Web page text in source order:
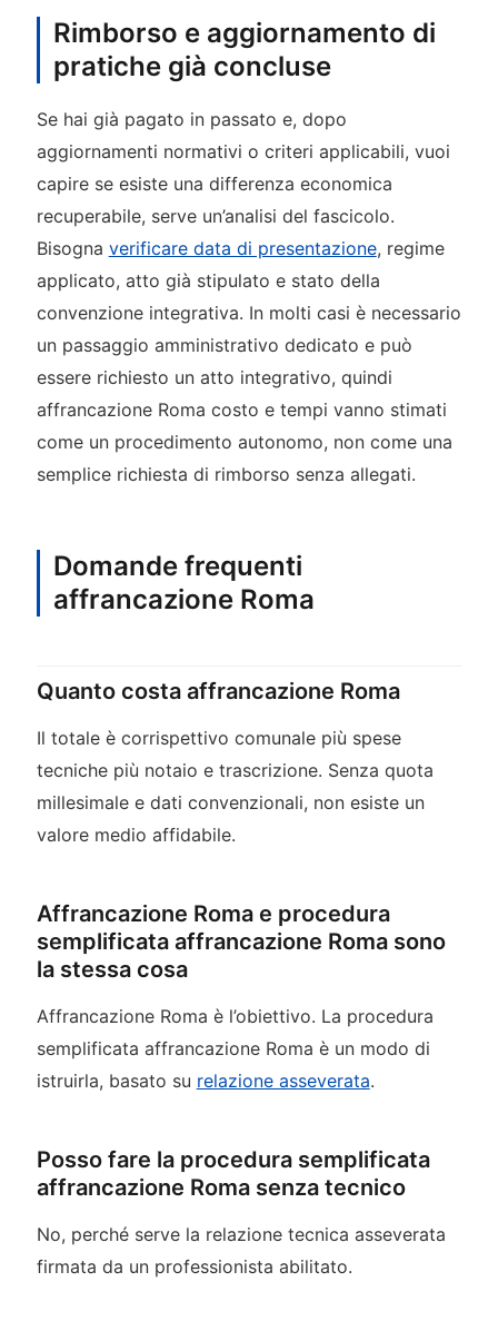
Rimborso e aggiornamento di
pratiche già concluse
Se hai già pagato in passato e, dopo
aggiornamenti normativi o criteri applicabili, vuoi
capire se esiste una differenza economica
recuperabile, serve un’analisi del fascicolo.
Bisogna verificare data di presentazione, regime
applicato, atto già stipulato e stato della
convenzione integrativa. In molti casi è necessario
un passaggio amministrativo dedicato e può
essere richiesto un atto integrativo, quindi
affrancazione Roma costo e tempi vanno stimati
come un procedimento autonomo, non come una
semplice richiesta di rimborso senza allegati.
Domande frequenti
affrancazione Roma
Quanto costa affrancazione Roma
Il totale è corrispettivo comunale più spese
tecniche più notaio e trascrizione. Senza quota
millesimale e dati convenzionali, non esiste un
valore medio affidabile.
Affrancazione Roma e procedura
semplificata affrancazione Roma sono
la stessa cosa
Affrancazione Roma è l’obiettivo. La procedura
semplificata affrancazione Roma è un modo di
istruirla, basato su relazione asseverata.
Posso fare la procedura semplificata
affrancazione Roma senza tecnico
No, perché serve la relazione tecnica asseverata
firmata da un professionista abilitato.